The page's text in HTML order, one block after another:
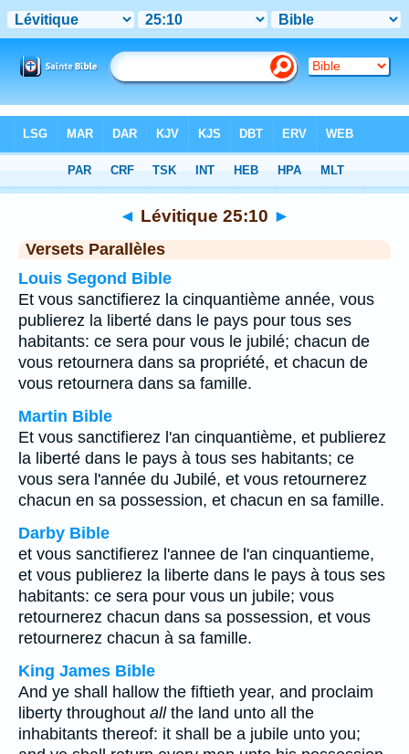
Chapitre 25 > Verset 10
◄ Lévitique 25:10 ►
Versets Parallèles
Louis Segond Bible
Et vous sanctifierez la cinquantième année, vous
publierez la liberté dans le pays pour tous ses
habitants: ce sera pour vous le jubilé; chacun de
vous retournera dans sa propriété, et chacun de
vous retournera dans sa famille.
Martin Bible
Et vous sanctifierez l'an cinquantième, et publierez
la liberté dans le pays à tous ses habitants; ce
vous sera l'année du Jubilé, et vous retournerez
chacun en sa possession, et chacun en sa famille.
Darby Bible
et vous sanctifierez l'annee de l'an cinquantieme,
et vous publierez la liberte dans le pays à tous ses
habitants: ce sera pour vous un jubile; vous
retournerez chacun dans sa possession, et vous
retournerez chacun à sa famille.
King James Bible
And ye shall hallow the fiftieth year, and proclaim
liberty throughout allthe land unto all the
inhabitants thereof: it shall be a jubile unto you;